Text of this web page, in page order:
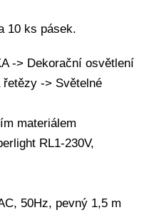
10 ks pásek.
-> Dekorační osvětlení
-> Světelné
materiálem
RL1-230V,
50Hz, pevný 1,5 m